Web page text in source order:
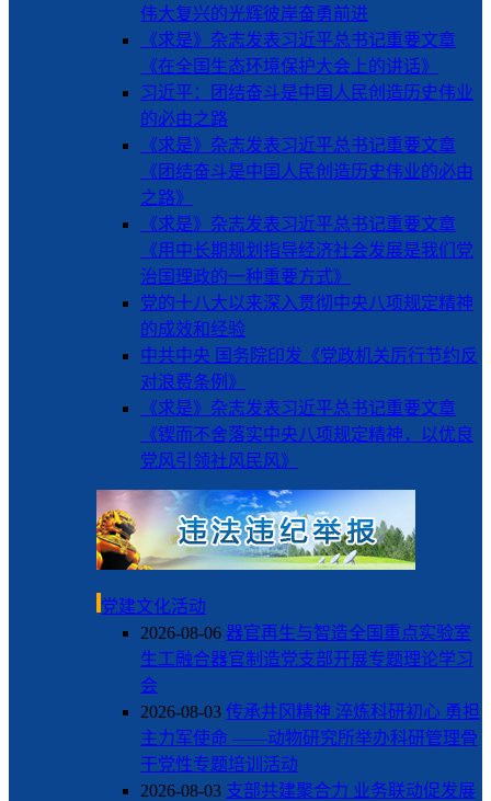
伟大复兴的光辉彼岸奋勇前进
《求是》杂志发表习近平总书记重要文章
《在全国生态环境保护大会上的讲话》
习近平：团结奋斗是中国人民创造历史伟业
的必由之路
《求是》杂志发表习近平总书记重要文章
《团结奋斗是中国人民创造历史伟业的必由
之路》
《求是》杂志发表习近平总书记重要文章
《用中长期规划指导经济社会发展是我们党
治国理政的一种重要方式》
党的十八大以来深入贯彻中央八项规定精神
的成效和经验
中共中央 国务院印发《党政机关厉行节约反
对浪费条例》
《求是》杂志发表习近平总书记重要文章
《锲而不舍落实中央八项规定精神，以优良
党风引领社风民风》
党建文化活动
2026-08-06 器官再生与智造全国重点实验室
生工融合器官制造党支部开展专题理论学习
会
2026-08-03 传承井冈精神 淬炼科研初心 勇担
主力军使命 ——动物研究所举办科研管理骨
干党性专题培训活动
2026-08-03 支部共建聚合力 业务联动促发展